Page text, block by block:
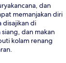
dan
memanjakan diri
disajikan di
dan makan
kolam renang